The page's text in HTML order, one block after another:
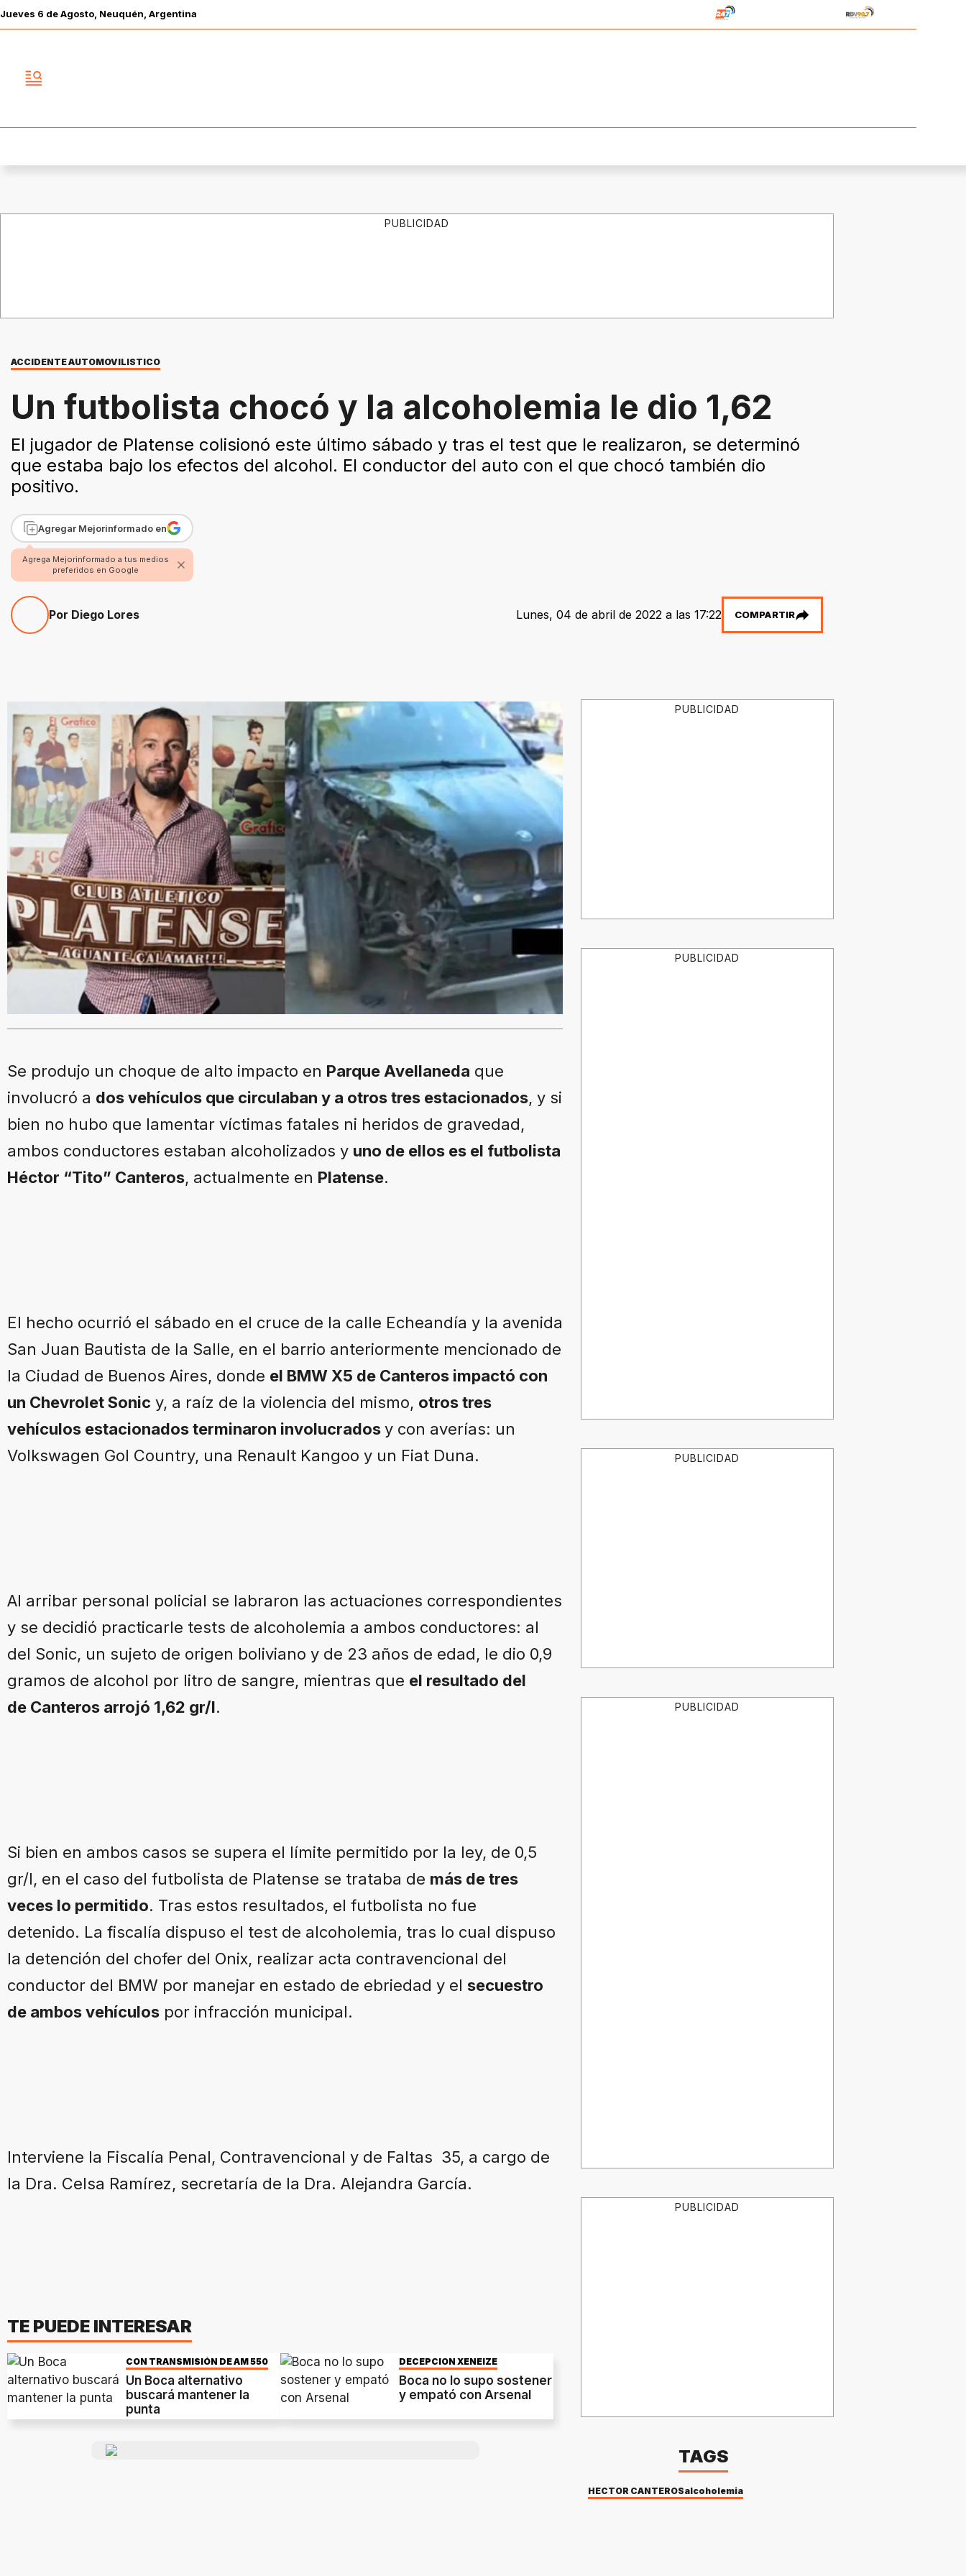
Jueves 6 deAgosto , Neuquén, Argentina
PUBLICIDAD
ACCIDENTE AUTOMOVILISTICO
Un futbolista chocó y la alcoholemia le dio 1,62
El jugador de Platense colisionó este último sábado y tras el test que le realizaron, se determinó
que estaba bajo los efectos del alcohol. El conductor del auto con el que chocó también dio
positivo.
Agregar Mejorinformado en
Agrega Mejorinformado a tus medios
preferidos en Google
Por Diego Lores Lunes, 04 de abril de 2022 a las 17:22 COMPARTIR
Se produjo un choque de alto impacto en Parque Avellaneda que
involucró a dos vehículos que circulaban y a otros tres estacionados, y si
bien no hubo que lamentar víctimas fatales ni heridos de gravedad,
ambos conductores estaban alcoholizados y uno de ellos es el futbolista
Héctor “Tito” Canteros, actualmente en Platense.
El hecho ocurrió el sábado en el cruce de la calle Echeandía y la avenida
San Juan Bautista de la Salle, en el barrio anteriormente mencionado de
la Ciudad de Buenos Aires, donde el BMW X5 de Canteros impactó con
un Chevrolet Sonic y, a raíz de la violencia del mismo, otros tres
vehículos estacionados terminaron involucradosy con averías: un
Volkswagen Gol Country, una Renault Kangoo y un Fiat Duna.
Al arribar personal policial se labraron las actuaciones correspondientes
y se decidió practicarle tests de alcoholemia a ambos conductores: al
del Sonic, un sujeto de origen boliviano y de 23 años de edad, le dio 0,9
gramos de alcohol por litro de sangre, mientras que el resultado del
de Canteros arrojó 1,62 gr/l.
Si bien en ambos casos se supera el límite permitido por la ley, de 0,5
gr/l, en el caso del futbolista de Platense se trataba de más de tres
veces lo permitido. Tras estos resultados, el futbolista no fue
detenido. La fiscalía dispuso el test de alcoholemia, tras lo cual dispuso
la detención del chofer del Onix, realizar acta contravencional del
conductor del BMW por manejar en estado de ebriedad y el secuestro
de ambos vehículos por infracción municipal.
Interviene la Fiscalía Penal, Contravencional y de Faltas 35, a cargo de
la Dra. Celsa Ramírez, secretaría de la Dra. Alejandra García.
TE PUEDE INTERESAR
CON TRANSMISIÓN DE AM 550
Un Boca alternativo
buscará mantener la
punta
DECEPCION XENEIZE
Boca no lo supo sostener
y empató con Arsenal
PUBLICIDAD
PUBLICIDAD
PUBLICIDAD
PUBLICIDAD
PUBLICIDAD
TAGS
HECTOR CANTEROSalcoholemia